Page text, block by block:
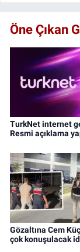
Öne Çıkan
TurkNet internet
Resmi açıklama
Gözaltına Cem
çok konuşulacak